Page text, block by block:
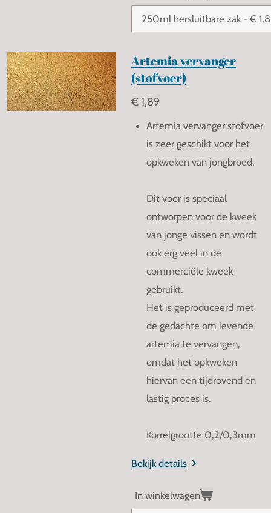
Artemia vervanger
(stofvoer)
€ 1,89
Artemia vervanger stofvoer
is zeer geschikt voor het
opkweken van jongbroed.
Dit voer is speciaal
ontworpen voor de kweek
van jonge vissen en wordt
ook erg veel in de
commerciële kweek
gebruikt.
Het is geproduceerd met
de gedachte om levende
artemia te vervangen,
omdat het opkweken
hiervan een tijdrovend en
lastig proces is.
Korrelgrootte 0,2/0,3mm
Bekijk details
In winkelwagen